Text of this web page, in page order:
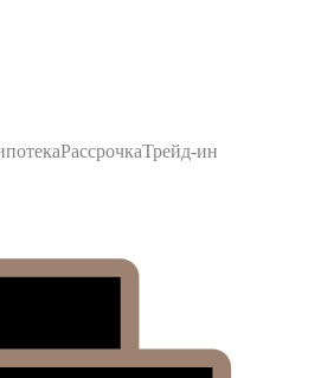
РассрочкаТрейд-ин